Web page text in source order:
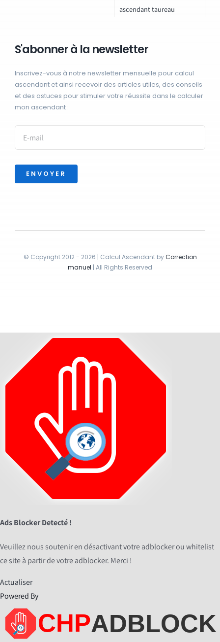
ascendant taureau
S'abonner à la newsletter
Inscrivez-vous à notre newsletter mensuelle pour calcul
ascendant et ainsi recevoir des articles utiles, des conseils
et des astuces pour stimuler votre réussite dans le calculer
mon ascendant :
ENVOYER
© Copyright 2012 - 2026 | Calcul Ascendant byCorrection
manuel | All Rights Reserved
Ads Blocker Detecté !
Veuillez nous soutenir en désactivant votre adblocker ou whitelist
ce site à partir de votre adblocker. Merci !
Actualiser
Powered By